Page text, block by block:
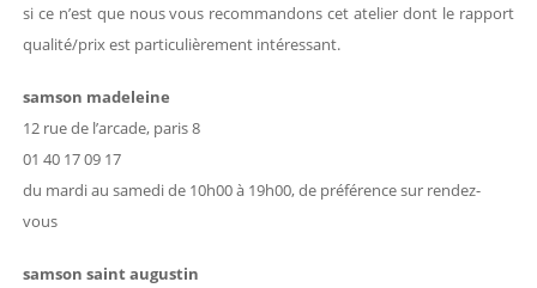
si ce n’est que nous vous recommandons cet atelier dont le rapport
qualité/prix est particulièrement intéressant.
samson madeleine
12 rue de l’arcade, paris 8
01 40 17 09 17
du mardi au samedi de 10h00 à 19h00, de préférence sur rendez-
vous
samson saint augustin